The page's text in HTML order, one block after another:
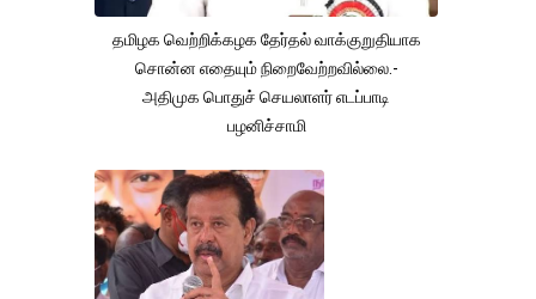
தமிழக வெற்றிக்கழக தேர்தல் வாக்குறுதியாக
சொன்ன எதையும் நிறைவேற்றவில்லை.-
அதிமுக பொதுச் செயலாளர் எடப்பாடி
பழனிச்சாமி